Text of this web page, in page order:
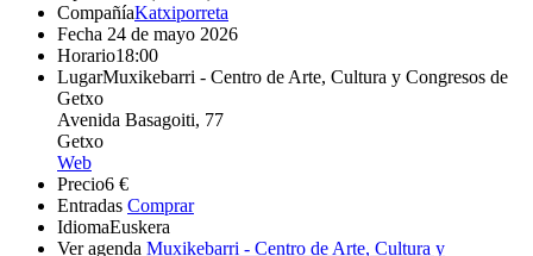
CompañíaKatxiporreta
Fecha 24 de mayo 2026
Horario18:00
LugarMuxikebarri - Centro de Arte, Cultura y Congresos de
Getxo
Avenida Basagoiti, 77
Getxo
Web
Precio6 €
Entradas Comprar
IdiomaEuskera
Ver agenda Muxikebarri - Centro de Arte, Cultura y